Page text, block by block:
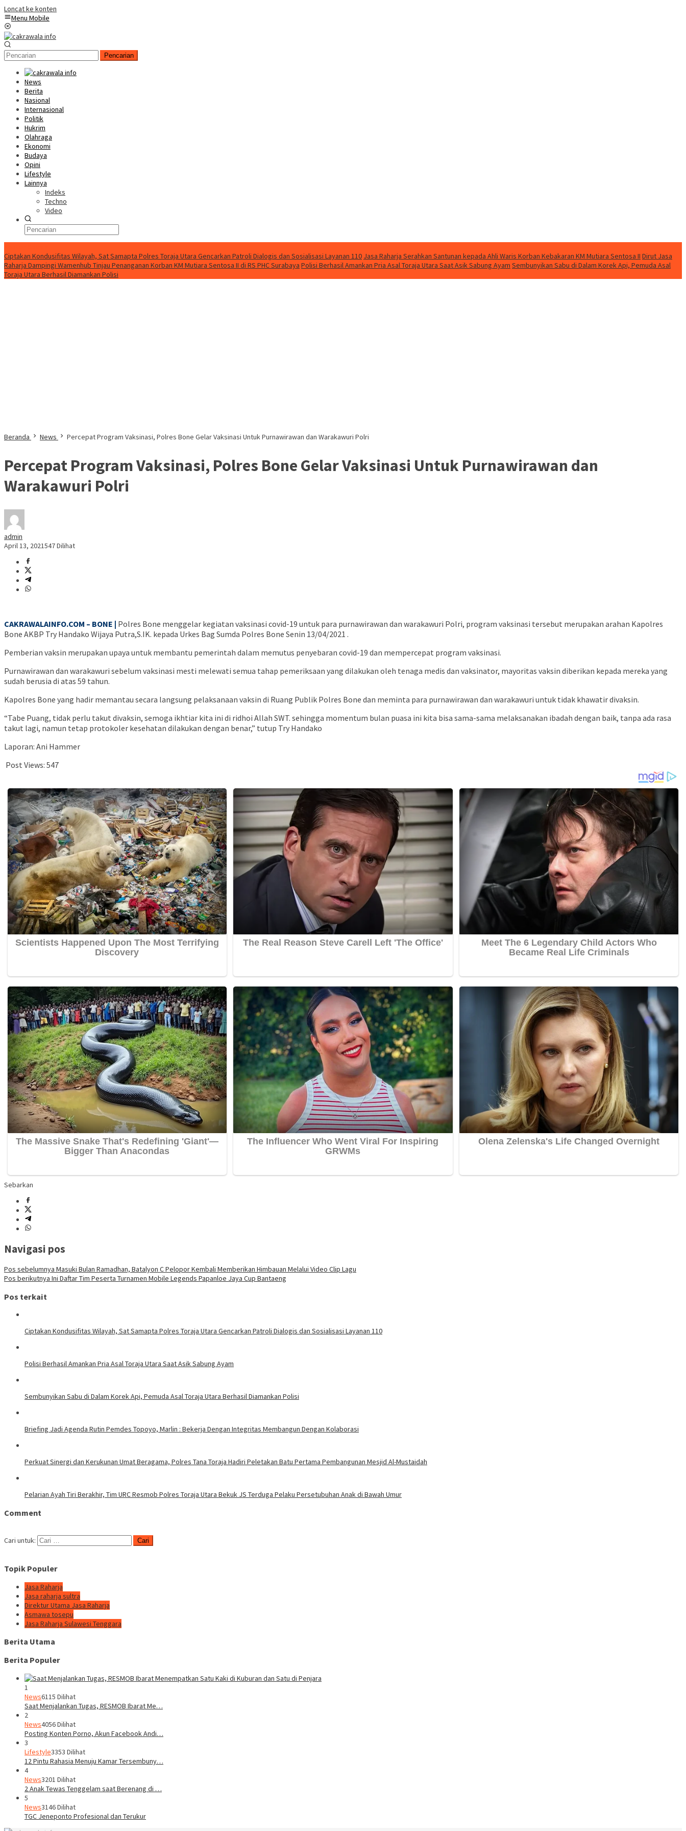
Loncat ke konten
Menu Mobile
Pencarian
News
Berita
Nasional
Internasional
Politik
Hukrim
Olahraga
Ekonomi
Budaya
Opini
Lifestyle
Lainnya
Indeks
Techno
Video
Ciptakan Kondusifitas Wilayah, Sat Samapta Polres Toraja Utara Gencarkan Patroli Dialogis dan Sosialisasi Layanan 110 Jasa Raharja Serahkan Santunan kepada Ahli Waris Korban Kebakaran KM Mutiara Sentosa II Dirut Jasa
Raharja Dampingi Wamenhub Tinjau Penanganan Korban KM Mutiara Sentosa II di RS PHC Surabaya Polisi Berhasil Amankan Pria Asal Toraja Utara Saat Asik Sabung Ayam Sembunyikan Sabu di Dalam Korek Api, Pemuda Asal
Toraja Utara Berhasil Diamankan Polisi
Beranda News Percepat Program Vaksinasi, Polres Bone Gelar Vaksinasi Untuk Purnawirawan dan Warakawuri Polri
Percepat Program Vaksinasi, Polres Bone Gelar Vaksinasi Untuk Purnawirawan dan
Warakawuri Polri
admin
April 13, 2021547 Dilihat
CAKRAWALAINFO.COM – BONE | Polres Bone menggelar kegiatan vaksinasi covid-19 untuk para purnawirawan dan warakawuri Polri, program vaksinasi tersebut merupakan arahan Kapolres
Bone AKBP Try Handako Wijaya Putra,S.IK. kepada Urkes Bag Sumda Polres Bone Senin 13/04/2021 .
Pemberian vaksin merupakan upaya untuk membantu pemerintah dalam memutus penyebaran covid-19 dan mempercepat program vaksinasi.
Purnawirawan dan warakawuri sebelum vaksinasi mesti melewati semua tahap pemeriksaan yang dilakukan oleh tenaga medis dan vaksinator, mayoritas vaksin diberikan kepada mereka yang
sudah berusia di atas 59 tahun.
Kapolres Bone yang hadir memantau secara langsung pelaksanaan vaksin di Ruang Publik Polres Bone dan meminta para purnawirawan dan warakawuri untuk tidak khawatir divaksin.
“Tabe Puang, tidak perlu takut divaksin, semoga ikhtiar kita ini di ridhoi Allah SWT. sehingga momentum bulan puasa ini kita bisa sama-sama melaksanakan ibadah dengan baik, tanpa ada rasa
takut lagi, namun tetap protokoler kesehatan dilakukan dengan benar,” tutup Try Handako
Laporan: Ani Hammer
Post Views: 547
Sebarkan
Navigasi pos
Pos sebelumnya Masuki Bulan Ramadhan, Batalyon C Pelopor Kembali Memberikan Himbauan Melalui Video Clip Lagu
Pos berikutnya Ini Daftar Tim Peserta Turnamen Mobile Legends Papanloe Jaya Cup Bantaeng
Pos terkait
Ciptakan Kondusifitas Wilayah, Sat Samapta Polres Toraja Utara Gencarkan Patroli Dialogis dan Sosialisasi Layanan 110
Polisi Berhasil Amankan Pria Asal Toraja Utara Saat Asik Sabung Ayam
Sembunyikan Sabu di Dalam Korek Api, Pemuda Asal Toraja Utara Berhasil Diamankan Polisi
Briefing Jadi Agenda Rutin Pemdes Topoyo, Marlin : Bekerja Dengan Integritas Membangun Dengan Kolaborasi
Perkuat Sinergi dan Kerukunan Umat Beragama, Polres Tana Toraja Hadiri Peletakan Batu Pertama Pembangunan Mesjid Al-Mustaidah
Pelarian Ayah Tiri Berakhir, Tim URC Resmob Polres Toraja Utara Bekuk JS Terduga Pelaku Persetubuhan Anak di Bawah Umur
Comment
Cari untuk:
Topik Populer
Jasa Raharja
Jasa raharja sultra
Direktur Utama Jasa Raharja
Asmawa tosepu
Jasa Raharja Sulawesi Tenggara
Berita Utama
Berita Populer
1
News6115 Dilihat
Saat Menjalankan Tugas, RESMOB Ibarat Me…
2
News4056 Dilihat
Posting Konten Porno, Akun Facebook Andi…
3
Lifestyle3353 Dilihat
12 Pintu Rahasia Menuju Kamar Tersembuny…
4
News3201 Dilihat
2 Anak Tewas Tenggelam saat Berenang di …
5
News3146 Dilihat
TGC Jeneponto Profesional dan Terukur